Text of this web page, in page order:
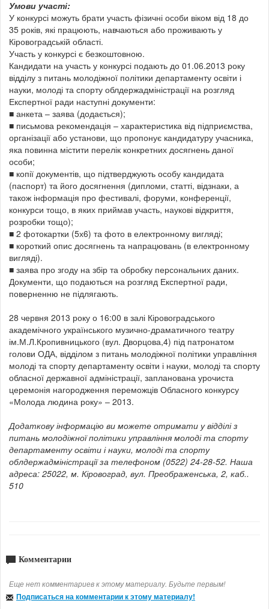
Умови участі:
У конкурсі можуть брати участь фізичні особи віком від 18 до
35 років, які працюють, навчаються або проживають у
Кіровоградській області.
Участь у конкурсі є безкоштовною.
Кандидати на участь у конкурсі подають до 01.06.2013 року
відділу з питань молодіжної політики департаменту освіти і
науки, молоді та спорту облдержадміністрації на розгляд
Експертної ради наступні документи:
■ анкета – заява (додається);
■ письмова рекомендація – характеристика від підприємства,
організації або установи, що пропонує кандидатуру учасника,
яка повинна містити перелік конкретних досягнень даної
особи;
■ копії документів, що підтверджують особу кандидата
(паспорт) та його досягнення (дипломи, статті, відзнаки, а
також інформація про фестивалі, форуми, конференції,
конкурси тощо, в яких приймав участь, наукові відкриття,
розробки тощо);
■ 2 фотокартки (5х6) та фото в електронному вигляді;
■ короткий опис досягнень та напрацювань (в електронному
вигляді).
■ заява про згоду на збір та обробку персональних даних.
Документи, що подаються на розгляд Експертної ради,
поверненню не підлягають.
28 червня 2013 року о 16:00 в залі Кіровоградського
академічного українського музично-драматичного театру
ім.М.Л.Кропивницького (вул. Дворцова,4) під патронатом
голови ОДА, відділом з питань молодіжної політики управління
молоді та спорту департаменту освіти і науки, молоді та спорту
обласної державної адміністрації, запланована урочиста
церемонія нагородження переможців Обласного конкурсу
«Молода людина року» – 2013.
Додаткову інформацію ви можете отримати у відділі з
питань молодіжної політики управління молоді та спорту
департаменту освіти і науки, молоді та спорту
облдержадміністрації за телефоном (0522) 24-28-52. Наша
адреса: 25022, м. Кіровоград, вул. Преображенська, 2, каб..
510
Комментарии
Еще нет комментариев к этому материалу. Будьте первым!
Подписаться на комментарии к этому материалу!